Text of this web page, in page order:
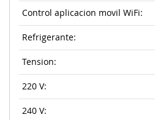
Control aplicacion movil WiFi:
Refrigerante:
Tension:
220 V:
240 V: